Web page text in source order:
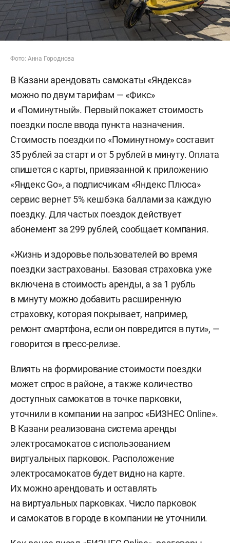
Фото: Анна Городнова
В Казани арендовать самокаты «Яндекса»
можно по двум тарифам — «Фикс»
и «Поминутный». Первый покажет стоимость
поездки после ввода пункта назначения.
Стоимость поездки по «Поминутному» составит
35 рублей за старт и от 5 рублей в минуту. Оплата
спишется с карты, привязанной к приложению
«Яндекс Go», а подписчикам «Яндекс Плюса»
сервис вернет 5% кешбэка баллами за каждую
поездку. Для частых поездок действует
абонемент за 299 рублей, сообщает компания.
«Жизнь и здоровье пользователей во время
поездки застрахованы. Базовая страховка уже
включена в стоимость аренды, а за 1 рубль
в минуту можно добавить расширенную
страховку, которая покрывает, например,
ремонт смартфона, если он повредится в пути», —
говорится в пресс-релизе.
Влиять на формирование стоимости поездки
может спрос в районе, а также количество
доступных самокатов в точке парковки,
уточнили в компании на запрос «БИЗНЕС Online».
В Казани реализована система аренды
электросамокатов с использованием
виртуальных парковок. Расположение
электросамокатов будет видно на карте.
Их можно арендовать и оставлять
на виртуальных парковках. Число парковок
и самокатов в городе в компании не уточнили.